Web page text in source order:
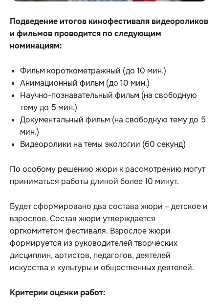
Подведение итогов кинофестиваля видеороликов
и фильмов проводится по следующим
номинациям:
Фильм короткометражный (до 10 мин.)
Анимационный фильм (до 10 мин.)
Научно-познавательный фильм (на свободную
тему до 5 мин.)
Документальный фильм (на свободную тему до 5
мин.)
Видеоролики на темы экологии (60 секунд)
По особому решению жюри к рассмотрению могут
приниматься работы длиной более 10 минут.
Будет сформировано два состава жюри – детское и
взрослое. Состав жюри утверждается
оргкомитетом фестиваля. Взрослое жюри
формируется из руководителей творческих
дисциплин, артистов, педагогов, деятелей
искусства и культуры и общественных деятелей.
Критерии оценки работ: